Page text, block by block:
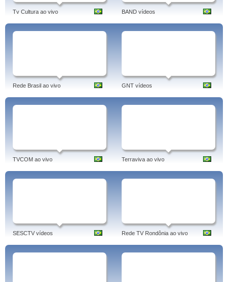
Tv Cultura ao vivo BAND vídeos
Rede Brasil ao vivo GNT vídeos
TVCOM ao vivo Terraviva ao vivo
SESCTV vídeos Rede TV Rondônia ao vivo